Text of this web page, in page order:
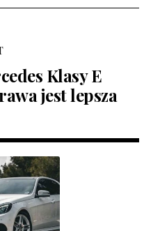
Klasy E
jest lepsza